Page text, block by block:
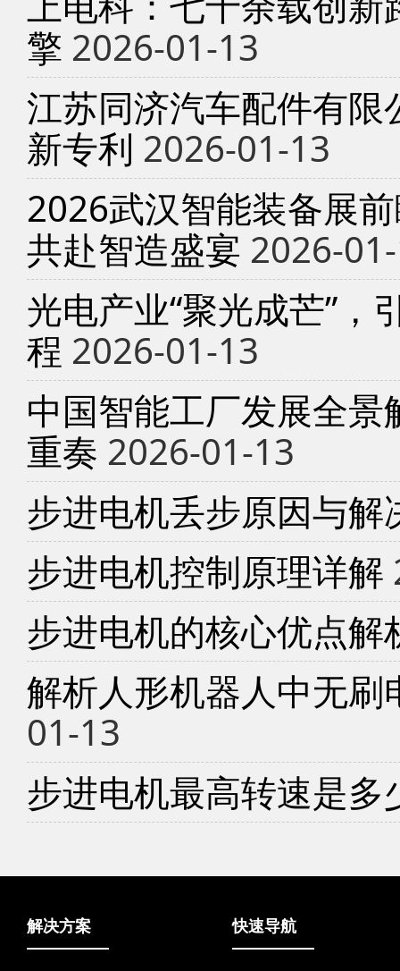
擎 2026-01-13
江苏同济汽车配件有
新专利 2026-01-13
2026武汉智能装备展
共赴智造盛宴 2026-
光电产业“聚光成芒”，
程 2026-01-13
中国智能工厂发展全
重奏 2026-01-13
步进电机丢步原因与解
步进电机控制原理详解
步进电机的核心优点解
解析人形机器人中无
01-13
步进电机最高转速是多
解决方案 快速导航